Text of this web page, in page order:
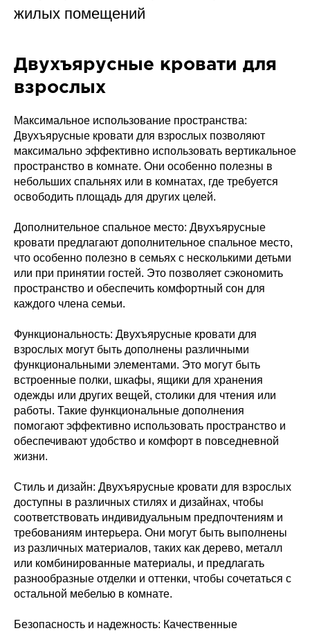
жилых помещений
Двухъярусные кровати для
взрослых
Максимальное использование пространства:
Двухъярусные кровати для взрослых позволяют
максимально эффективно использовать вертикальное
пространство в комнате. Они особенно полезны в
небольших спальнях или в комнатах, где требуется
освободить площадь для других целей.
Дополнительное спальное место: Двухъярусные
кровати предлагают дополнительное спальное место,
что особенно полезно в семьях с несколькими детьми
или при принятии гостей. Это позволяет сэкономить
пространство и обеспечить комфортный сон для
каждого члена семьи.
Функциональность: Двухъярусные кровати для
взрослых могут быть дополнены различными
функциональными элементами. Это могут быть
встроенные полки, шкафы, ящики для хранения
одежды или других вещей, столики для чтения или
работы. Такие функциональные дополнения
помогают эффективно использовать пространство и
обеспечивают удобство и комфорт в повседневной
жизни.
Стиль и дизайн: Двухъярусные кровати для взрослых
доступны в различных стилях и дизайнах, чтобы
соответствовать индивидуальным предпочтениям и
требованиям интерьера. Они могут быть выполнены
из различных материалов, таких как дерево, металл
или комбинированные материалы, и предлагать
разнообразные отделки и оттенки, чтобы сочетаться с
остальной мебелью в комнате.
Безопасность и надежность: Качественные